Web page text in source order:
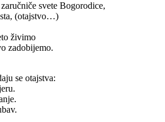
svete Bogorodice,
(otajstvo…)
živimo
zadobijemo.
se otajstva: